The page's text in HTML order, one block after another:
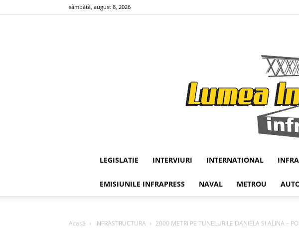
sâmbătă, august 8, 2026
LEGISLATIE INTERVIURI INTERNATIONAL
EMISIUNILE INFRAPRESS NAVAL METROU
Acasă INFRASTRUCTURA 2000 METRI PE TUNELURILE DANIELA SI ALINA –